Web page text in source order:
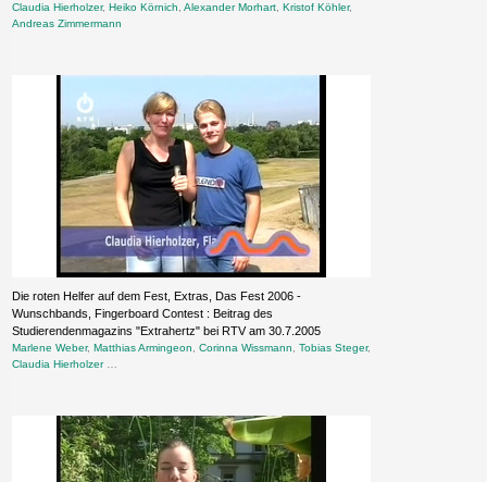
Claudia Hierholzer,Heiko Körnich,Alexander Morhart,Kristof Köhler,
Andreas Zimmermann
Die roten Helfer auf dem Fest, Extras, Das Fest 2006 -
Wunschbands, Fingerboard Contest : Beitrag des
Studierendenmagazins "Extrahertz" bei RTV am 30.7.2005
Marlene Weber,Matthias Armingeon,Corinna Wissmann,Tobias Steger,
Claudia Hierholzer…